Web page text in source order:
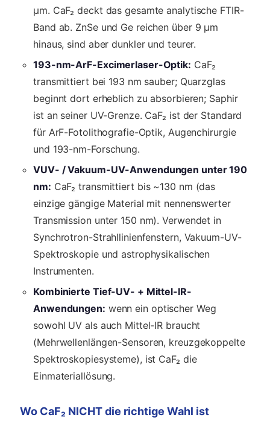
µm. CaF₂ deckt das gesamte analytische FTIR-
Band ab. ZnSe und Ge reichen über 9 µm
hinaus, sind aber dunkler und teurer.
193-nm-ArF-Excimerlaser-Optik: CaF₂
transmittiert bei 193 nm sauber; Quarzglas
beginnt dort erheblich zu absorbieren; Saphir
ist an seiner UV-Grenze. CaF₂ ist der Standard
für ArF-Fotolithografie-Optik, Augenchirurgie
und 193-nm-Forschung.
VUV- / Vakuum-UV-Anwendungen unter 190
nm: CaF₂ transmittiert bis ~130 nm (das
einzige gängige Material mit nennenswerter
Transmission unter 150 nm). Verwendet in
Synchrotron-Strahllinienfenstern, Vakuum-UV-
Spektroskopie und astrophysikalischen
Instrumenten.
Kombinierte Tief-UV- + Mittel-IR-
Anwendungen: wenn ein optischer Weg
sowohl UV als auch Mittel-IR braucht
(Mehrwellenlängen-Sensoren, kreuzgekoppelte
Spektroskopiesysteme), ist CaF₂ die
Einmateriallösung.
Wo CaF₂ NICHT die richtige Wahl ist